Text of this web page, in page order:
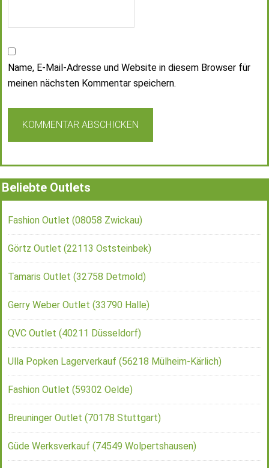
Name, E-Mail-Adresse und Website in diesem Browser für
meinen nächsten Kommentar speichern.
Beliebte Outlets
Fashion Outlet (08058 Zwickau)
Görtz Outlet (22113 Oststeinbek)
Tamaris Outlet (32758 Detmold)
Gerry Weber Outlet (33790 Halle)
QVC Outlet (40211 Düsseldorf)
Ulla Popken Lagerverkauf (56218 Mülheim-Kärlich)
Fashion Outlet (59302 Oelde)
Breuninger Outlet (70178 Stuttgart)
Güde Werksverkauf (74549 Wolpertshausen)